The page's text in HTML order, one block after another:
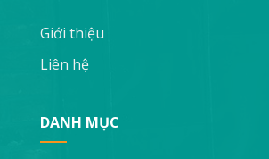
Giới thiệu
Liên hệ
DANH MỤC